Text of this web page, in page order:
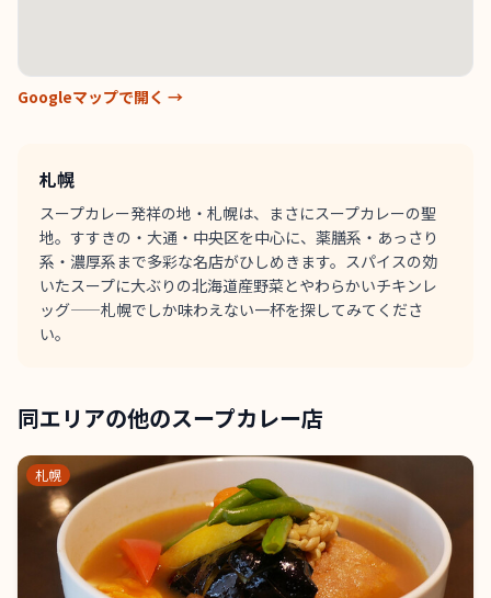
Googleマップで開く →
札幌
スープカレー発祥の地・札幌は、まさにスープカレーの聖
地。すすきの・大通・中央区を中心に、薬膳系・あっさり
系・濃厚系まで多彩な名店がひしめきます。スパイスの効
いたスープに大ぶりの北海道産野菜とやわらかいチキンレ
ッグ——札幌でしか味わえない一杯を探してみてくださ
い。
同エリアの他のスープカレー店
札幌